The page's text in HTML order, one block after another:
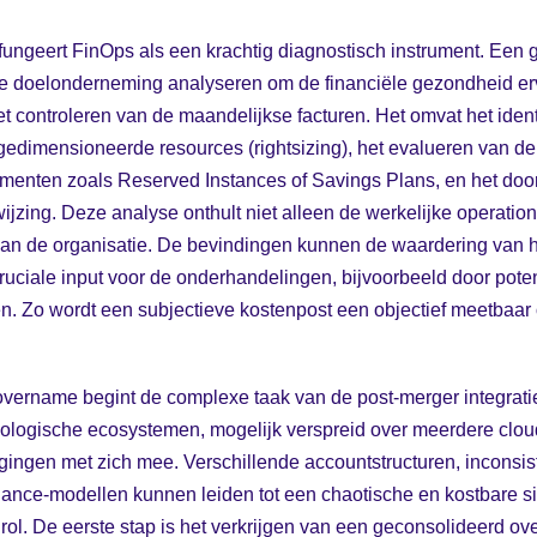
FinOps als een krachtig diagnostisch instrument. Een
doelonderneming analyseren om de financiële gezondheid
controleren van de maandelijkse facturen. Het omvat het
resources (rightsizing), het evalueren van
zoals Reserved Instances of Savings Plans, en het
Deze analyse onthult niet alleen de werkelijke
de organisatie. De bevindingen kunnen de waardering van
input voor de onderhandelingen, bijvoorbeeld door
Zo wordt een subjectieve kostenpost een objectief
begint de complexe taak van de post-merger
ecosystemen, mogelijk verspreid over meerdere
met zich mee. Verschillende accountstructuren,
modellen kunnen leiden tot een chaotische en kostbare
De eerste stap is het verkrijgen van een geconsolideerd